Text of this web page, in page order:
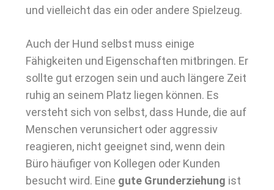
und vielleicht das ein oder andere Spielzeug.
Auch der Hund selbst muss einige
Fähigkeiten und Eigenschaften mitbringen. Er
sollte gut erzogen sein und auch längere Zeit
ruhig an seinem Platz liegen können. Es
versteht sich von selbst, dass Hunde, die auf
Menschen verunsichert oder aggressiv
reagieren, nicht geeignet sind, wenn dein
Büro häufiger von Kollegen oder Kunden
besucht wird. Eine gute Grunderziehung ist